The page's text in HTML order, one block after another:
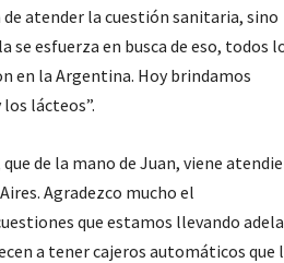
atender la cuestión sanitaria, sino
se esfuerza en busca de eso, todos
en la Argentina. Hoy brindamos
lácteos”.
de la mano de Juan, viene
Agradezco mucho el
que estamos llevando
a tener cajeros automáticos que